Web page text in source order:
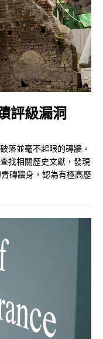
評級漏洞
落並毫不起眼的磚牆。
找相關歷史文獻，發現
磚牆身，認為有極高歷